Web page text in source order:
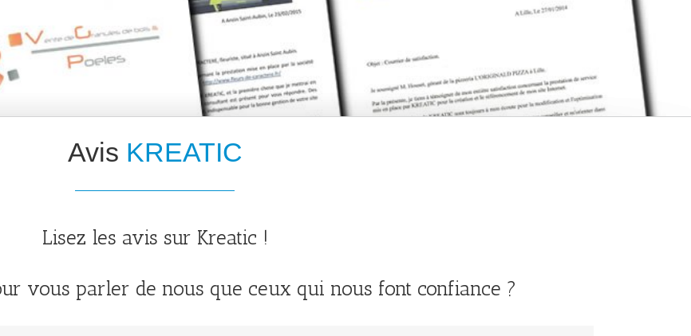
Avis KREATIC
Lisez les avis sur Kreatic !
vous parler de nous que ceux qui nous font confiance ?